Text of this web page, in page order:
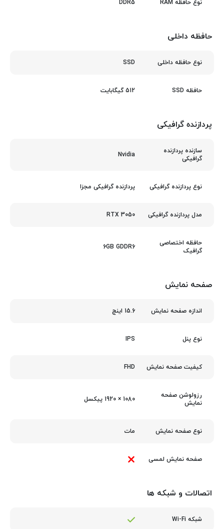
نوع حافظه RAM DDR5
حافظه داخلی
نوع حافظه داخلی SSD
حافظه SSD 512 گیگابایت
پردازنده گرافیکی
سازنده پردازنده
گرافیکی
Nvidia
نوع پردازنده گرافیکی پردازنده گرافیکی مجزا
مدل پردازنده گرافیکی RTX 3050
حافظه اختصاصی
گرافیک
6GB GDDR6
صفحه نمایش
اندازه صفحه نمایش 15.6 اینچ
نوع پنل IPS
کیفیت صفحه نمایش FHD
رزولوشن صفحه
نمایش
1080 × 1920 پیکسل
نوع صفحه نمایش مات
صفحه نمایش لمسی
اتصالات و شبکه ها
شبکه Wi-Fi